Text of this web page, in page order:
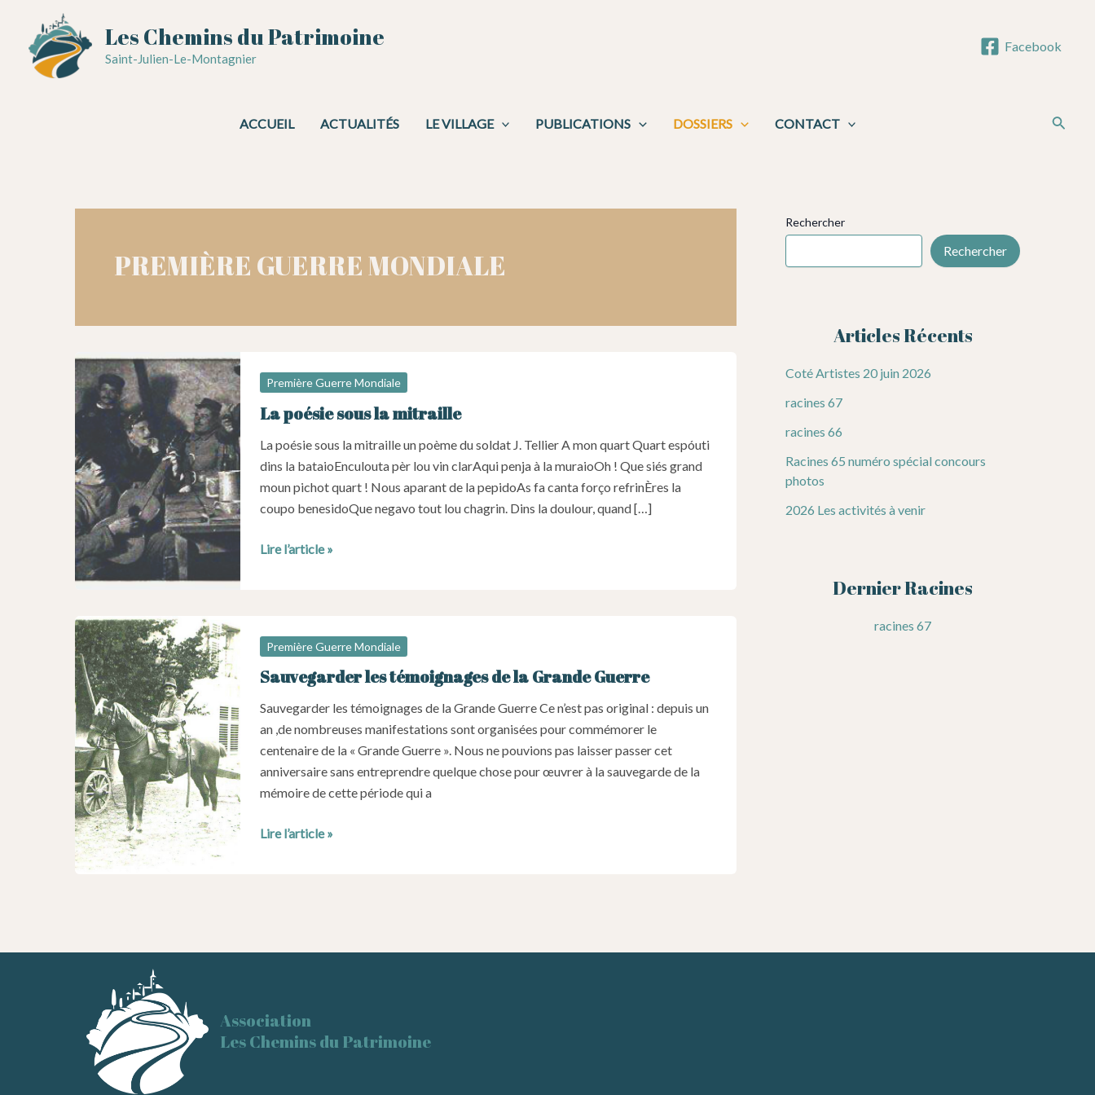
contenu
Les Chemins du Patrimoine
Saint-Julien-Le-Montagnier
Facebook
ACCUEIL ACTUALITÉS LE VILLAGE PUBLICATIONS DOSSIERS CONTACT
PREMIÈRE GUERRE MONDIALE
Première Guerre Mondiale
La poésie sous la mitraille
La poésie sous la mitraille un poème du soldat J. Tellier A mon quart Quart espóuti
dins la bataioEnculouta pèr lou vin clarAqui penja à la muraioOh ! Que siés grand
moun pichot quart ! Nous aparant de la pepidoAs fa canta forço refrinÈres la
coupo benesidoQue negavo tout lou chagrin. Dins la doulour, quand […]
La
Lire l’article »
Première Guerre Mondiale
Sauvegarder les témoignages de la Grande Guerre
Sauvegarder les témoignages de la Grande Guerre Ce n’est pas original : depuis un
an ,de nombreuses manifestations sont organisées pour commémorer le
centenaire de la « Grande Guerre ». Nous ne pouvions pas laisser passer cet
anniversaire sans entreprendre quelque chose pour œuvrer à la sauvegarde de la
mémoire de cette période qui a
Sauvegarder
Lire l’article »
Rechercher
Rechercher
Articles Récents
Coté Artistes 20 juin 2026
racines 67
racines 66
Racines 65 numéro spécial concours
photos
2026 Les activités à venir
Dernier Racines
racines 67
Association
Les Chemins du Patrimoine